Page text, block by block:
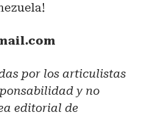
por los articulistas
y no
editorial de